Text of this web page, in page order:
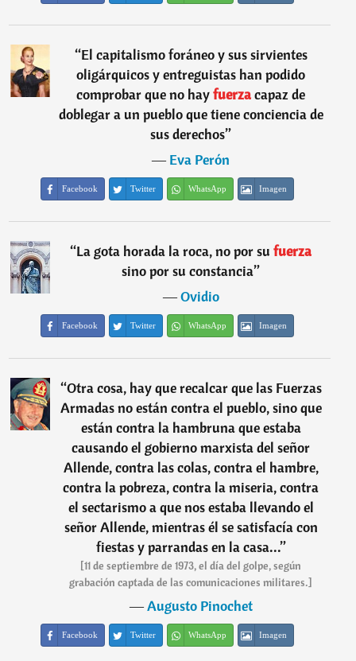
“El capitalismo foráneo y sus sirvientes
oligárquicos y entreguistas han podido
comprobar que no hayfuerzacapaz de
doblegar a un pueblo que tiene conciencia de
sus derechos”
―Eva Perón
Facebook Twitter WhatsApp Imagen
“La gota horada la roca, no por su fuerza
sino por su constancia”
―Ovidio
Facebook Twitter WhatsApp Imagen
“Otra cosa, hay que recalcar que las Fuerzas
Armadas no están contra el pueblo, sino que
están contra la hambruna que estaba
causando el gobierno marxista del señor
Allende, contra las colas, contra el hambre,
contra la pobreza, contra la miseria, contra
el sectarismo a que nos estaba llevando el
señor Allende, mientras él se satisfacía con
fiestas y parrandas en la casa...”
[11 de septiembre de 1973, el día del golpe, según
grabación captada de las comunicaciones militares.]
―Augusto Pinochet
Facebook Twitter WhatsApp Imagen